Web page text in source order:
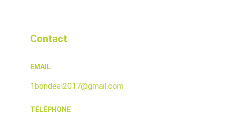
Contact
EMAIL
TÉLÉPHONE
1bondeal2017@gmail.com